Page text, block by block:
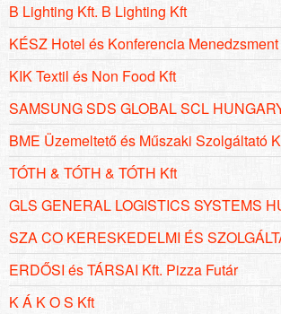
B Lighting Kft. B Lighting Kft
KÉSZ Hotel és Konferencia
KIK Textil és Non Food Kft
SAMSUNG SDS GLOBAL SCL
BME Üzemeltető és Műszaki Szolgáltató
TÓTH & TÓTH & TÓTH Kft
GLS GENERAL LOGISTICS SYSTEMS
SZA CO KERESKEDELMI ÉS
ERDŐSI és TÁRSAI Kft. Pizza Futár
K Á K O S Kft